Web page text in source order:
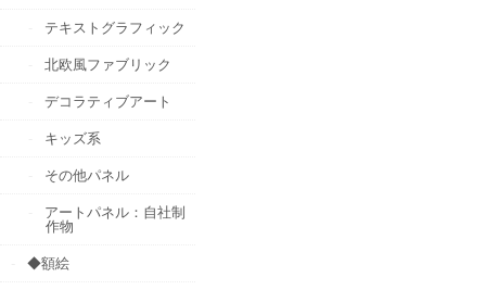
テキストグラフィック
北欧風ファブリック
デコラティブアート
キッズ系
その他パネル
アートパネル：自社制
作物
◆額絵